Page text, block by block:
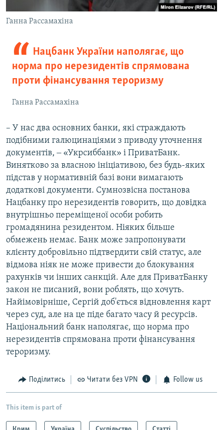
Ганна Рассамахіна
Нацбанк України наполягає, що
норма про нерезидентів спрямована
проти фінансування тероризму
Ганна Рассамахіна
– У нас два основних банки, які страждають
подібними галюцинаціями з приводу уточнення
документів, ‒ «Укрсиббанк» і ПриватБанк.
Винятково за власною ініціативою, без будь-яких
підстав у нормативній базі вони вимагають
додаткові документи. Сумнозвісна постанова
Нацбанку про нерезидентів говорить, що довідка
внутрішньо переміщеної особи робить
громадянина резидентом. Ніяких більше
обмежень немає. Банк може запропонувати
клієнту добровільно підтвердити свій статус, але
відмова ніяк не може привести до блокування
рахунків чи інших санкцій. Але для ПриватБанку
закон не писаний, вони роблять, що хочуть.
Найімовірніше, Сергій доб'ється відновлення карт
через суд, але на це піде багато часу й ресурсів.
Національний банк наполягає, що норма про
нерезидентів спрямована проти фінансування
тероризму.
Поділитись Читати без VPN Follow us
This item is part of